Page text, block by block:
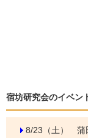
宿坊研究会のイベン
8/23（土） 蒲